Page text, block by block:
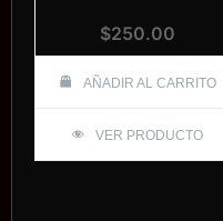
$250.00
AÑADIR AL CARRITO
VER PRODUCTO